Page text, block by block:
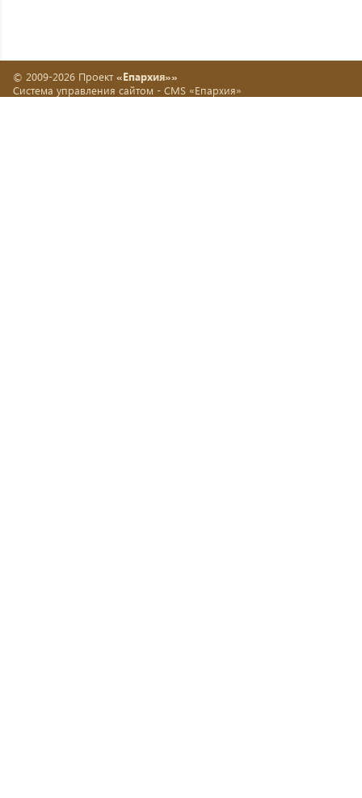
© 2009-2026 Проект «Епархия»»
Система управления сайтом - CMS «Епархия»